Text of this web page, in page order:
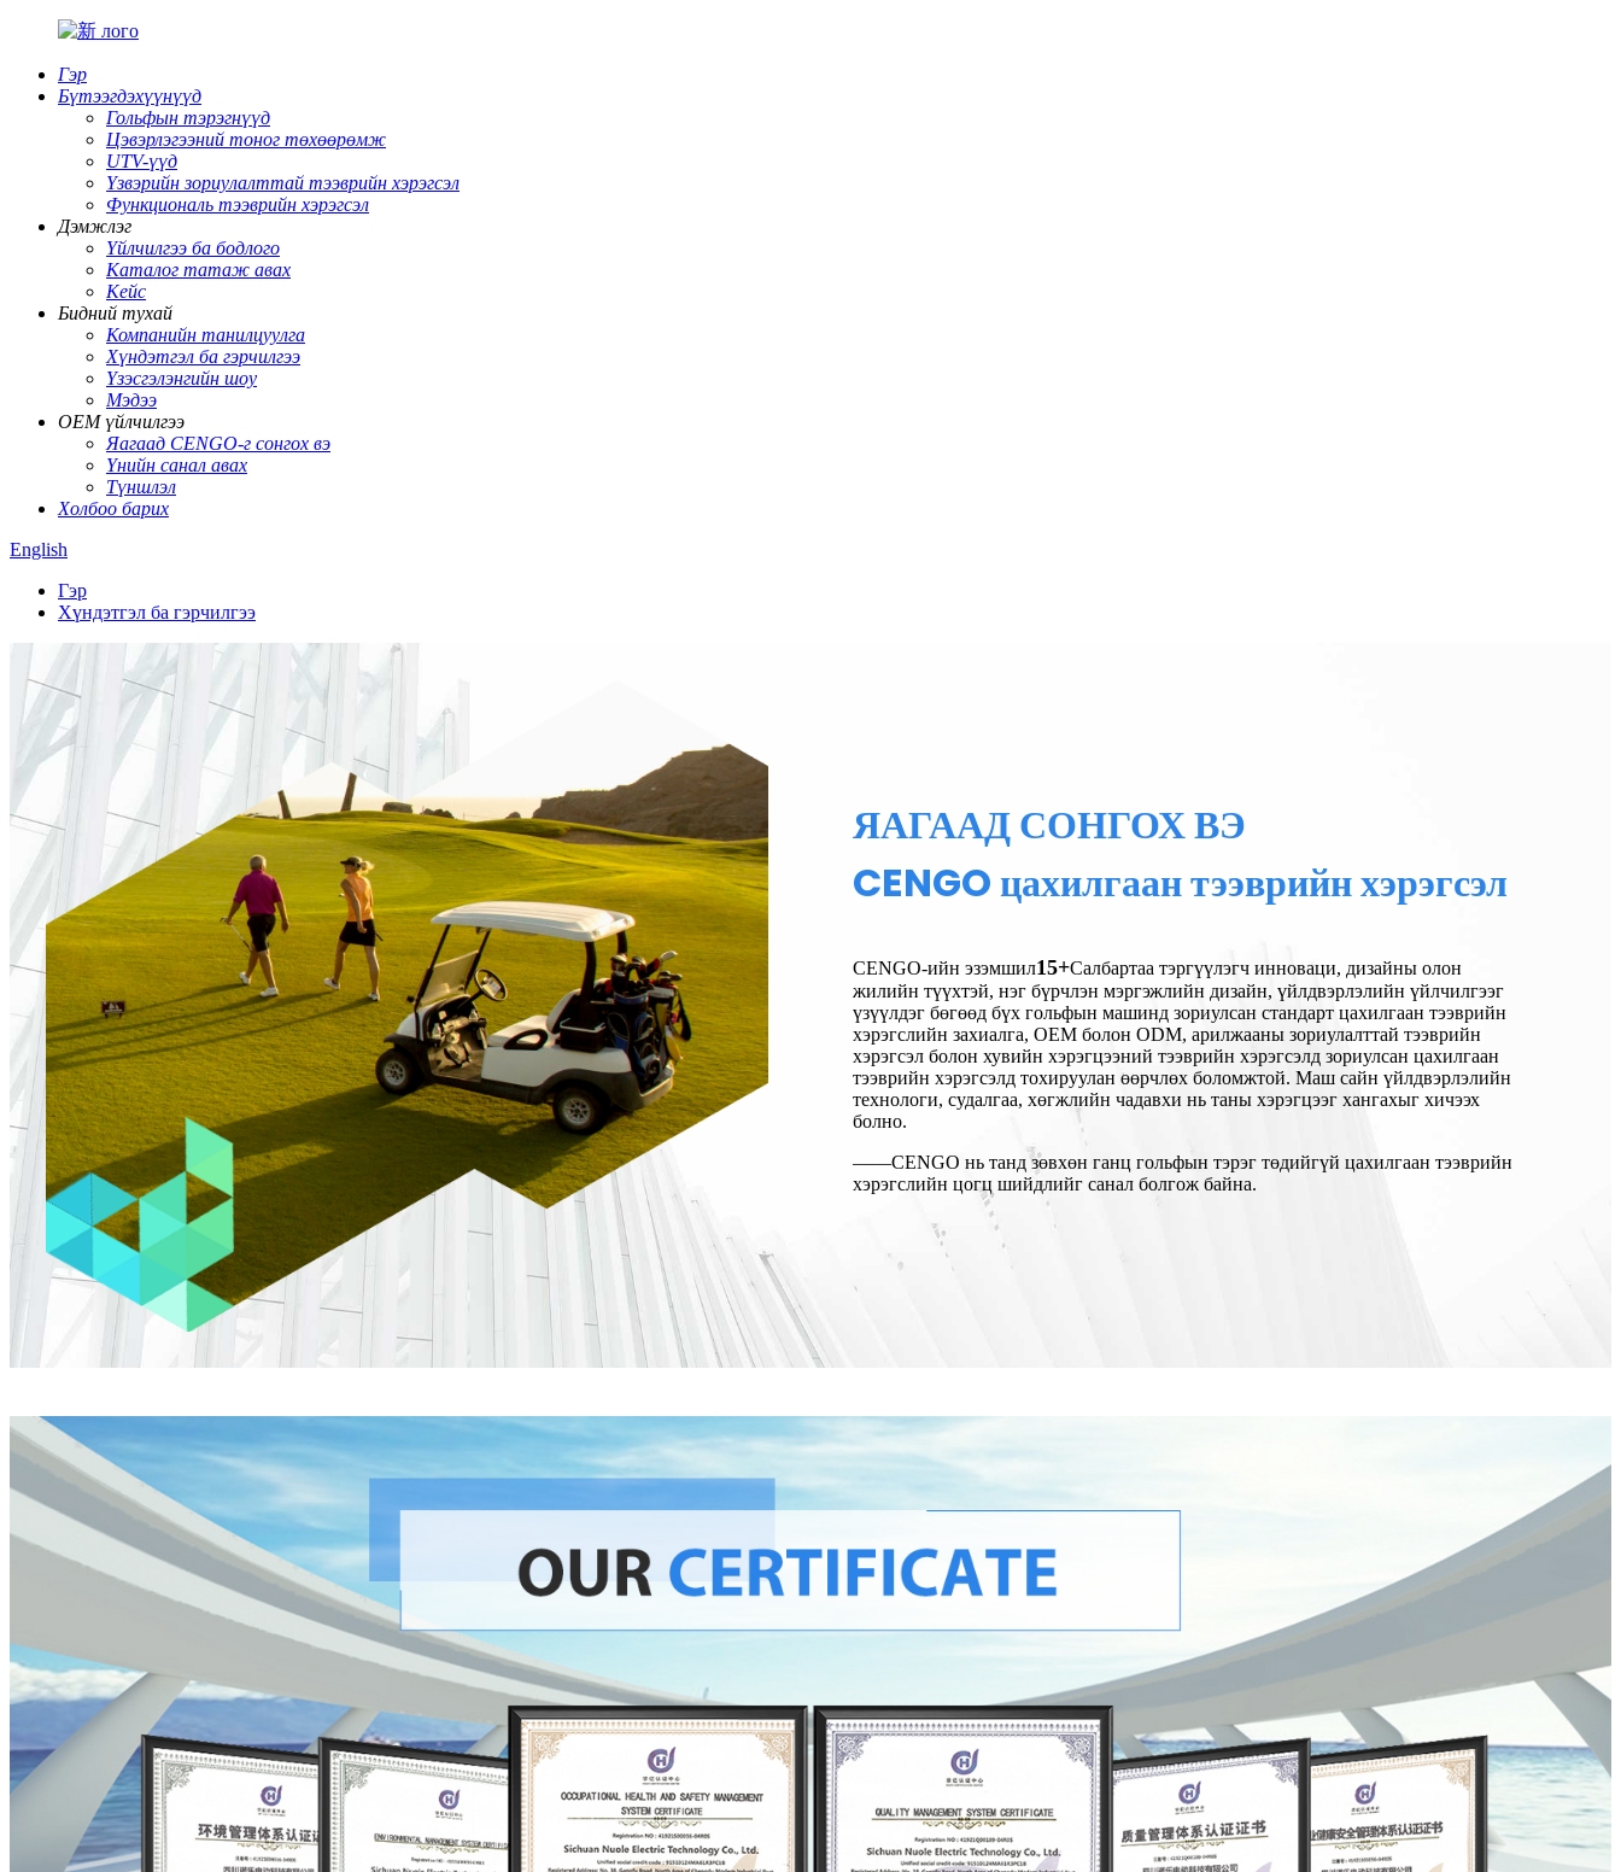
Гэр
Бүтээгдэхүүнүүд
Гольфын тэрэгнүүд
Цэвэрлэгээний тоног төхөөрөмж
UTV-үүд
Үзвэрийн зориулалттай тээврийн хэрэгсэл
Функциональ тээврийн хэрэгсэл
Дэмжлэг
Үйлчилгээ ба бодлого
Каталог татаж авах
Кейс
Бидний тухай
Компанийн танилцуулга
Хүндэтгэл ба гэрчилгээ
Үзэсгэлэнгийн шоу
Мэдээ
OEM үйлчилгээ
Яагаад CENGO-г сонгох вэ
Үнийн санал авах
Түншлэл
Холбоо барих
English
Гэр
Хүндэтгэл ба гэрчилгээ
ЯАГААД СОНГОХ ВЭ
CENGO цахилгаан тээврийн хэрэгсэл
CENGO-ийн эзэмшил15+Салбартаа тэргүүлэгч инноваци, дизайны олон
жилийн түүхтэй, нэг бүрчлэн мэргэжлийн дизайн, үйлдвэрлэлийн үйлчилгээг
үзүүлдэг бөгөөд бүх гольфын машинд зориулсан стандарт цахилгаан тээврийн
хэрэгслийн захиалга, OEM болон ODM, арилжааны зориулалттай тээврийн
хэрэгсэл болон хувийн хэрэгцээний тээврийн хэрэгсэлд зориулсан цахилгаан
тээврийн хэрэгсэлд тохируулан өөрчлөх боломжтой. Маш сайн үйлдвэрлэлийн
технологи, судалгаа, хөгжлийн чадавхи нь таны хэрэгцээг хангахыг хичээх
болно.
——CENGO нь танд зөвхөн ганц гольфын тэрэг төдийгүй цахилгаан тээврийн
хэрэгслийн цогц шийдлийг санал болгож байна.